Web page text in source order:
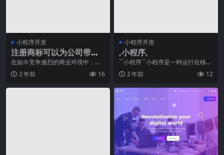
小程序开发
注册商标可以为公司带来
什么好处？浅谈logo商标
注册服务的价值
在如今竞争激烈的商业环境中，拥
有独一无二的标识对于一个企业的
成功至关重要。一个好
2 年前 16
小程序开发
,小程序,
```小程序```小程序是一种运行在移动
设备上的应用程序，它具有轻便、
易用、跨平
2 年前 12